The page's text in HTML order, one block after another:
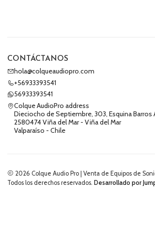
CONTÁCTANOS
hola@colqueaudiopro.com
+56933393541
56933393541
Colque AudioPro address
Dieciocho de Septiembre, 303, Esquina Barros
2580474 Viña del Mar - Viña del Mar
Valparaíso - Chile
2026 Colque Audio Pro | Venta de Equipos de
Todos los derechos reservados. Desarrollado por